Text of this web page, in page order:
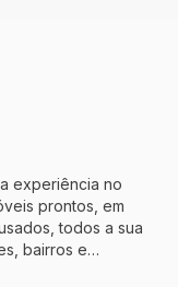
experiência no
prontos, em
todos a sua
bairros e